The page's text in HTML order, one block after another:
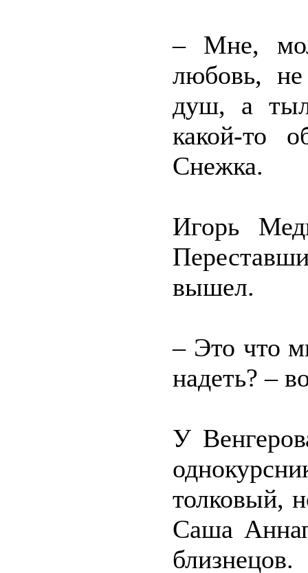
– Мне,
любовь, не
душ, а
какой-то
Снежка.
Игорь
вышел.
– Это что
надеть? –
У
толковый,
Саша
близнецов.